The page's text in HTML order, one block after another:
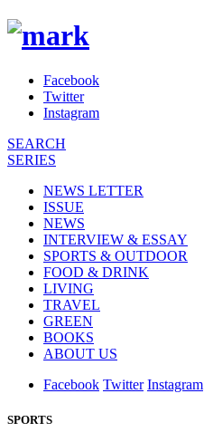
Facebook
Twitter
Instagram
SEARCH
SERIES
NEWS LETTER
ISSUE
NEWS
INTERVIEW & ESSAY
SPORTS & OUTDOOR
FOOD & DRINK
LIVING
TRAVEL
GREEN
BOOKS
ABOUT US
Facebook Twitter Instagram
SPORTS